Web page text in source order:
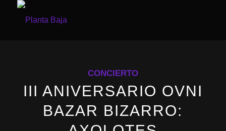
CONCIERTO
III ANIVERSARIO OVNI
BAZAR BIZARRO: